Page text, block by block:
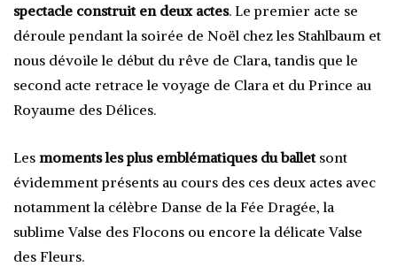
spectacle construit en deux actes. Le premier acte se
déroule pendant la soirée de Noël chez les Stahlbaum et
nous dévoile le début du rêve de Clara, tandis que le
second acte retrace le voyage de Clara et du Prince au
Royaume des Délices.
Les moments les plus emblématiques du ballet sont
évidemment présents au cours des ces deux actes avec
notamment la célèbre Danse de la Fée Dragée, la
sublime Valse des Flocons ou encore la délicate Valse
des Fleurs.